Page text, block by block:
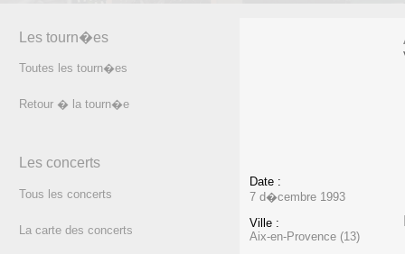
Les tourn�es
Toutes les tourn�es
Retour � la tourn�e
Les concerts
Tous les concerts
La carte des concerts
Date :
7 d�cembre 1993
Ville :
Aix-en-Provence (13)